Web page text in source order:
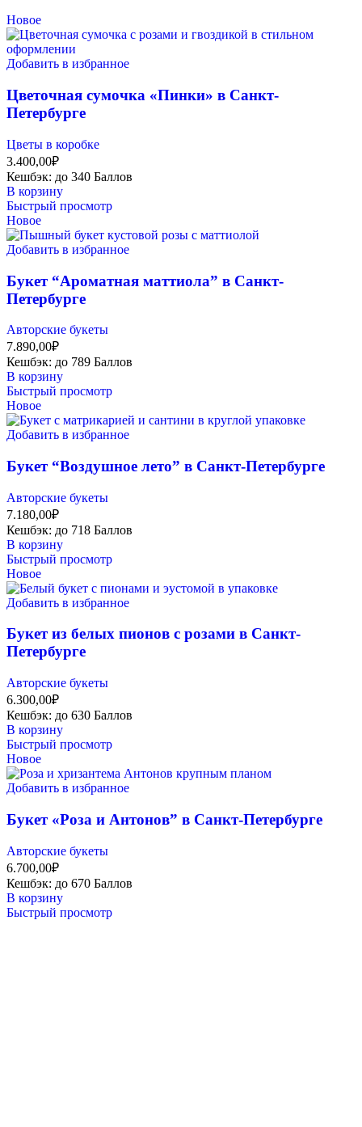
Новое
Добавить в избранное
Цветочная сумочка «Пинки» в Санкт-
Петербурге
Цветы в коробке
3.400,00₽
Кешбэк: до 340 Баллов
В корзину
Быстрый просмотр
Новое
Добавить в избранное
Букет “Ароматная маттиола” в Санкт-
Петербурге
Авторские букеты
7.890,00₽
Кешбэк: до 789 Баллов
В корзину
Быстрый просмотр
Новое
Добавить в избранное
Букет “Воздушное лето” в Санкт-Петербурге
Авторские букеты
7.180,00₽
Кешбэк: до 718 Баллов
В корзину
Быстрый просмотр
Новое
Добавить в избранное
Букет из белых пионов с розами в Санкт-
Петербурге
Авторские букеты
6.300,00₽
Кешбэк: до 630 Баллов
В корзину
Быстрый просмотр
Новое
Добавить в избранное
Букет «Роза и Антонов” в Санкт-Петербурге
Авторские букеты
6.700,00₽
Кешбэк: до 670 Баллов
В корзину
Быстрый просмотр